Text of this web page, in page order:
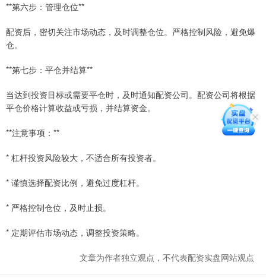
**第六步：管理仓位**
配资后，密切关注市场动态，及时调整仓位。严格控制风险，避免爆
仓。
**第七步：平仓并结算**
当达到投资目标或需要平仓时，及时通知配资公司。配资公司将根据
平仓价格计算收益或亏损，并结算资金。
**注意事项：**
* 杠杆投资风险较大，不适合所有投资者。
* 谨慎选择配资比例，避免过度杠杆。
* 严格控制仓位，及时止损。
* 定期评估市场动态，调整投资策略。
文章为作者独立观点，不代表配资实盘网站观点